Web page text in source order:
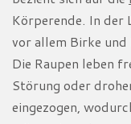
Körperende. In der
vor allem Birke und
Die Raupen leben
Störung oder
eingezogen,